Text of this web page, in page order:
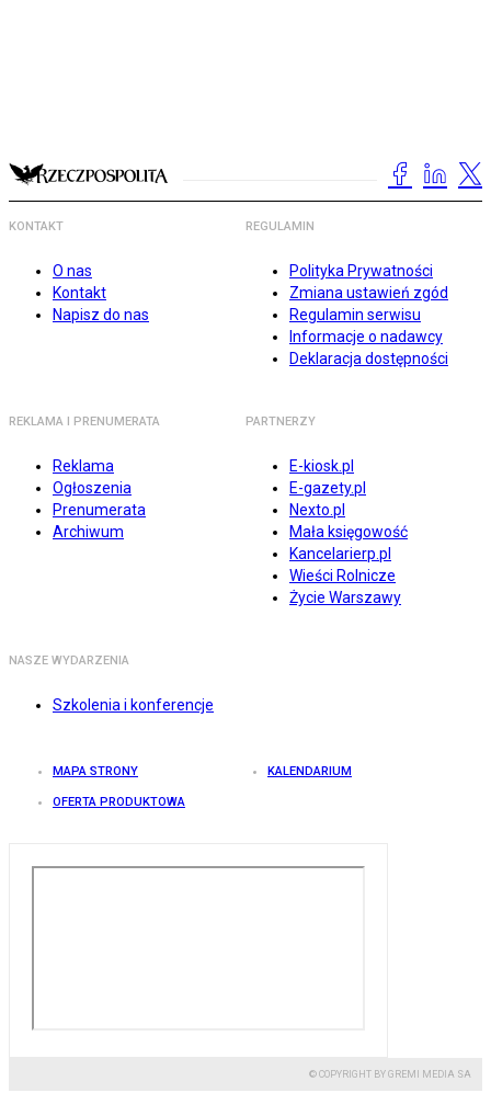
KONTAKT
O nas
Kontakt
Napisz do nas
REGULAMIN
Polityka Prywatności
Zmiana ustawień zgód
Regulamin serwisu
Informacje o nadawcy
Deklaracja dostępności
REKLAMA I PRENUMERATA
Reklama
Ogłoszenia
Prenumerata
Archiwum
PARTNERZY
E-kiosk.pl
E-gazety.pl
Nexto.pl
Mała księgowość
Kancelarierp.pl
Wieści Rolnicze
Życie Warszawy
NASZE WYDARZENIA
Szkolenia i konferencje
MAPA STRONY KALENDARIUM
OFERTA PRODUKTOWA
© COPYRIGHT BY GREMI MEDIA SA